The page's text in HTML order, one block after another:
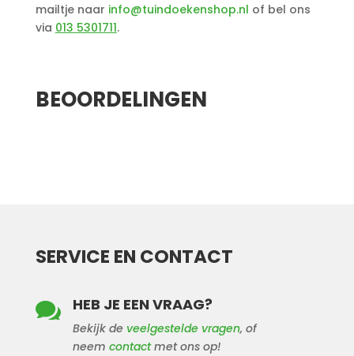
mailtje naar info@tuindoekenshop.nl of bel ons
via 013 5301711.
BEOORDELINGEN
SERVICE EN CONTACT
 HEB JE EEN VRAAG?
Bekijk de veelgestelde vragen, of
neem contact met ons op!